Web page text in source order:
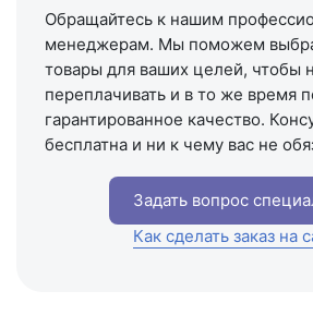
Обращайтесь к нашим
менеджерам. Мы поможем
товары для ваших целей, чтобы
переплачивать и в то же время
гарантированное качество.
бесплатна и ни к чему вас не
Задать вопрос
Как сделать заказ на